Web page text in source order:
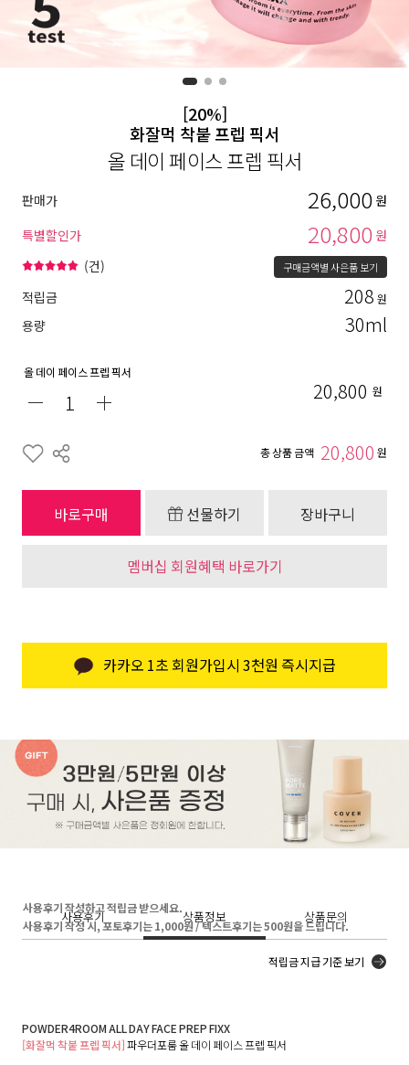
[20%]
화잘먹 착붙 프렙 픽서
올 데이 페이스 프렙 픽서
판매가 26,000 원
특별할인가
20,800 원
(건) 구매금액별 사은품 보기
적립금 208 원
용량 30ml
올 데이 페이스 프렙 픽서
20,800 원
총 상품 금액 20,800 원
바로구매 선물하기 장바구니
멤버십 회원혜택 바로가기
카카오 1초 회원가입시 3천원 즉시지급
사용후기 상품정보 상품문의
사용후기 작성하고 적립금 받으세요.
사용후기 작성 시, 포토후기는 1,000원 / 텍스트후기는 500원을 드립니다.
적립금 지급 기준 보기
POWDER4ROOM ALL DAY FACE PREP FIXX
[화잘먹 착붙 프렙 픽서]파우더포룸 올 데이 페이스 프렙 픽서